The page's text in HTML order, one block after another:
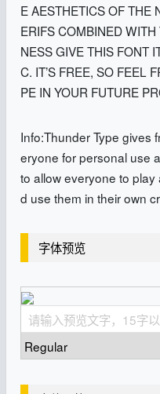
E AESTHETICS OF THE
ERIFS COMBINED
NESS GIVE THIS FONT
C. IT’S FREE, SO FEEL
PE IN YOUR FUTURE
Info:Thunder Type gives
eryone for personal use
to allow everyone to
d use them in their own
字体预览